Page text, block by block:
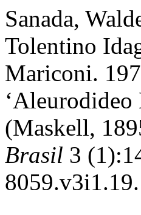
Sanada,
Tolentino
Mariconi.
(Maskell,
Brasil 3
8059.v3i1.19.